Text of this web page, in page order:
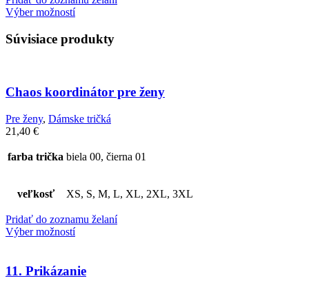
Výber možností
Súvisiace produkty
Chaos koordinátor pre ženy
Pre ženy, Dámske tričká
21,40 €
farba trička biela 00, čierna 01
veľkosť XS, S, M, L, XL, 2XL, 3XL
Pridať do zoznamu želaní
Výber možností
11. Prikázanie